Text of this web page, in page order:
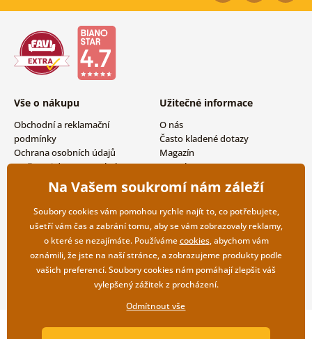
Vše o nákupu
Obchodní a reklamační
podmínky
Ochrana osobních údajů
Možnosti dopravy a platby
Vrácení zboží
Užitečné informace
O nás
Často kladené dotazy
Magazín
Kontakty
Velkoobchodní spolupráce
Copyright ©2019 © Dovido.cz.
Na Vašem soukromí nám záleží
Soubory cookies vám pomohou rychle najít to, co potřebujete,
ušetří vám čas a zabrání tomu, aby se vám zobrazovaly reklamy,
o které se nezajímáte. Používámecookies, abychom vám
oznámili, že jste na naší stránce, a zobrazujeme produkty podle
vašich preferencí. Soubory cookies nám pomáhají zlepšit váš
vylepšený zážitek z procházení.
Odmítnout vše